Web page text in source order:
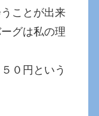
ことが出来
グは私の理
０円という